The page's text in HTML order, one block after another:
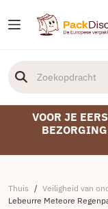
VOOR JE
Thuis / Veiligheid van
Lebeurre Meteore